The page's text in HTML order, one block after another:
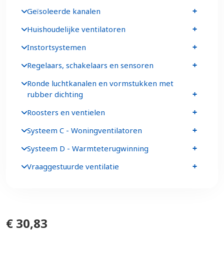
€ 30,83
Geïsoleerde kanalen
Huishoudelijke ventilatoren
Instortsystemen
Regelaars, schakelaars en sensoren
Ronde luchtkanalen en vormstukken met
rubber dichting
Roosters en ventielen
Systeem C - Woningventilatoren
Systeem D - Warmteterugwinning
Vraaggestuurde ventilatie